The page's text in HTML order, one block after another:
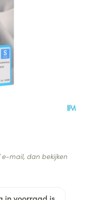
mail, dan bekijken